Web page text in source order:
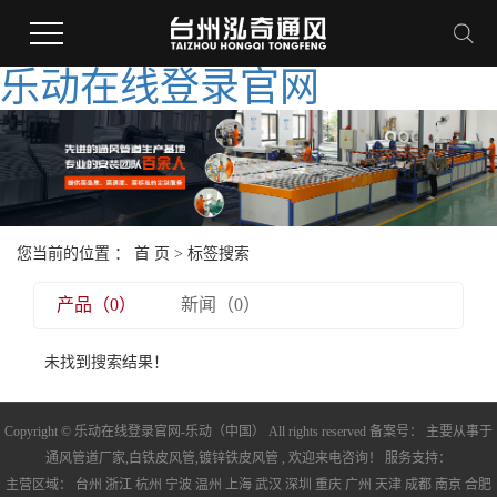
乐动在线登录官网
您当前的位置 ： 首 页 > 标签搜索
产品（0） 新闻（0）
未找到搜索结果！
Copyright © 乐动在线登录官网-乐动（中国） All rights reserved 备案号： 主要从事于
通风管道厂家, 白铁皮风管,镀锌铁皮风管 , 欢迎来电咨询！ 服务支持：
主营区域： 台州 浙江 杭州 宁波 温州 上海 武汉 深圳 重庆 广州 天津 成都 南京 合肥